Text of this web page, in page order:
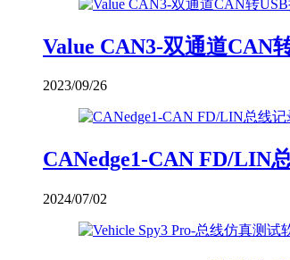
Value CAN3-双通道CAN
2023/09/26
CANedge1-CAN FD/LIN
2024/07/02